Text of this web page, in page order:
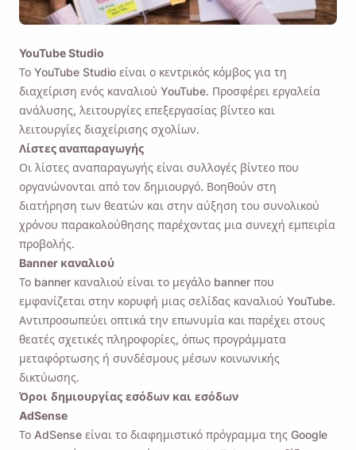
YouTube Studio
Το YouTube Studio είναι ο κεντρικός κόμβος για τη
διαχείριση ενός καναλιού YouTube. Προσφέρει εργαλεία
ανάλυσης, λειτουργίες επεξεργασίας βίντεο και
λειτουργίες διαχείρισης σχολίων.
Λίστες αναπαραγωγής
Οι λίστες αναπαραγωγής είναι συλλογές βίντεο που
οργανώνονται από τον δημιουργό. Βοηθούν στη
διατήρηση των θεατών και στην αύξηση του συνολικού
χρόνου παρακολούθησης παρέχοντας μια συνεχή εμπειρία
προβολής.
Banner καναλιού
Το banner καναλιού είναι το μεγάλο banner που
εμφανίζεται στην κορυφή μιας σελίδας καναλιού YouTube.
Αντιπροσωπεύει οπτικά την επωνυμία και παρέχει στους
θεατές σχετικές πληροφορίες, όπως προγράμματα
μεταφόρτωσης ή συνδέσμους μέσων κοινωνικής
δικτύωσης.
Όροι δημιουργίας εσόδων και εσόδων
AdSense
Το AdSense είναι το διαφημιστικό πρόγραμμα της Google